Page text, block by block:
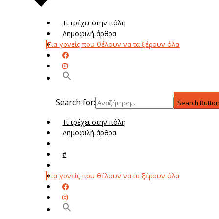
Τι τρέχει στην πόλη
Δημοφιλή άρθρα
Για γονείς που θέλουν να τα ξέρουν όλα
Search for: Search
Τι τρέχει στην πόλη
Δημοφιλή άρθρα
#
Για γονείς που θέλουν να τα ξέρουν όλα